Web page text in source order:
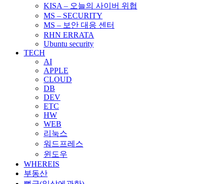
KISA – 오늘의 사이버 위협
MS – SECURITY
MS – 보안 대응 센터
RHN ERRATA
Ubuntu security
TECH
AI
APPLE
CLOUD
DB
DEV
ETC
HW
WEB
리눅스
워드프레스
윈도우
WHEREIS
부동산